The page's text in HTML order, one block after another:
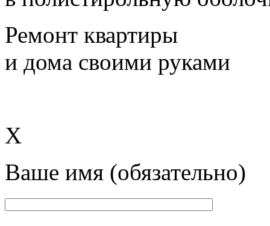
Ремонт квартиры
и дома своими руками
X
Ваше имя (обязательно)